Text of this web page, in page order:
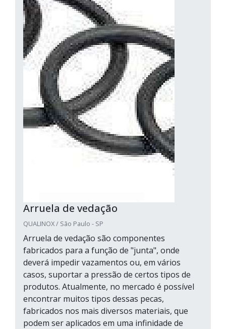
Arruela de vedação
QUALINOX / São Paulo - SP
Arruela de vedação são componentes
fabricados para a função de "junta", onde
deverá impedir vazamentos ou, em vários
casos, suportar a pressão de certos tipos de
produtos. Atualmente, no mercado é possível
encontrar muitos tipos dessas pecas,
fabricados nos mais diversos materiais, que
podem ser aplicados em uma infinidade de